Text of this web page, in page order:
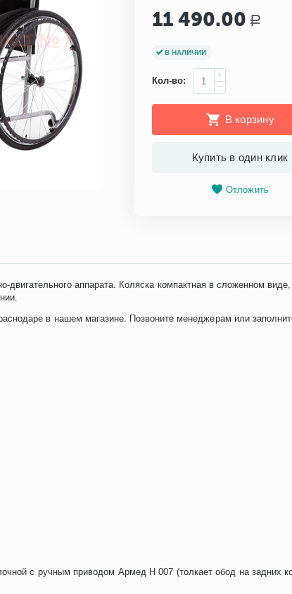
11 490.00 Р
В НАЛИЧИИ
Кол-во:
+
−
В корзину
Купить в один клик
Отложить
аппарата. Коляска компактная в сложенном
в нашем магазине. Позвоните менеджерам или
с ручным приводом Армед Н 007 (толкает обод на